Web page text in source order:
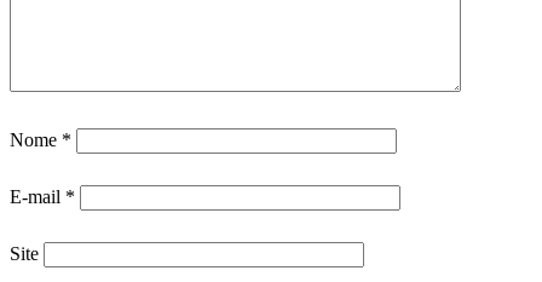
Nome *
E-mail *
Site